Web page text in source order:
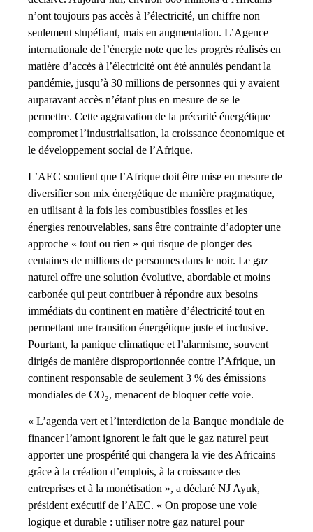
n’ont toujours pas accès à l’électricité, un chiffre non
seulement stupéfiant, mais en augmentation. L’Agence
internationale de l’énergie note que les progrès réalisés en
matière d’accès à l’électricité ont été annulés pendant la
pandémie, jusqu’à 30 millions de personnes qui y avaient
auparavant accès n’étant plus en mesure de se le
permettre. Cette aggravation de la précarité énergétique
compromet l’industrialisation, la croissance économique et
le développement social de l’Afrique.
L’AEC soutient que l’Afrique doit être mise en mesure de
diversifier son mix énergétique de manière pragmatique,
en utilisant à la fois les combustibles fossiles et les
énergies renouvelables, sans être contrainte d’adopter une
approche « tout ou rien » qui risque de plonger des
centaines de millions de personnes dans le noir. Le gaz
naturel offre une solution évolutive, abordable et moins
carbonée qui peut contribuer à répondre aux besoins
immédiats du continent en matière d’électricité tout en
permettant une transition énergétique juste et inclusive.
Pourtant, la panique climatique et l’alarmisme, souvent
dirigés de manière disproportionnée contre l’Afrique, un
continent responsable de seulement 3 % des émissions
mondiales de CO₂, menacent de bloquer cette voie.
« L’agenda vert et l’interdiction de la Banque mondiale de
financer l’amont ignorent le fait que le gaz naturel peut
apporter une prospérité qui changera la vie des Africains
grâce à la création d’emplois, à la croissance des
entreprises et à la monétisation », a déclaré NJ Ayuk,
président exécutif de l’AEC. « On propose une voie
logique et durable : utiliser notre gaz naturel pour